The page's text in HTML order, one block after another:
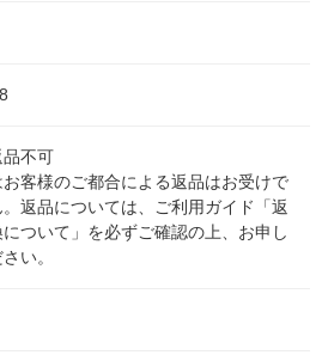
品不可
お客様のご都合による返品はお受けで
。返品については、ご利用ガイド「返
ついて」を必ずご確認の上、お申し
い。